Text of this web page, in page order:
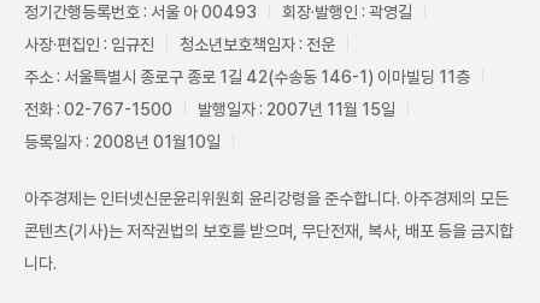
정기간행등록번호 : 서울 아 00493
회장·발행인 : 곽영길
사장·편집인 : 임규진
청소년보호책임자 : 전운
주소 : 서울특별시 종로구 종로 1길 42(수송동 146-1) 이마빌딩 11층
전화 : 02-767-1500
발행일자 : 2007년 11월 15일
등록일자 : 2008년 01월10일
아주경제는 인터넷신문윤리위원회 윤리강령을 준수합니다. 아주경제의 모든
콘텐츠(기사)는 저작권법의 보호를 받으며, 무단전재, 복사, 배포 등을 금지합
니다.